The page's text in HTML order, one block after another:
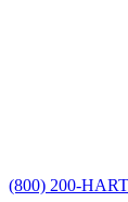
(800) 200-HART